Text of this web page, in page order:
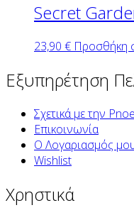
Secret
23,90 € Προσθήκη
Εξυπηρέτηση
Σχετικά με την
Επικοινωνία
Ο Λογαριασμός
Wishlist
Χρηστικά